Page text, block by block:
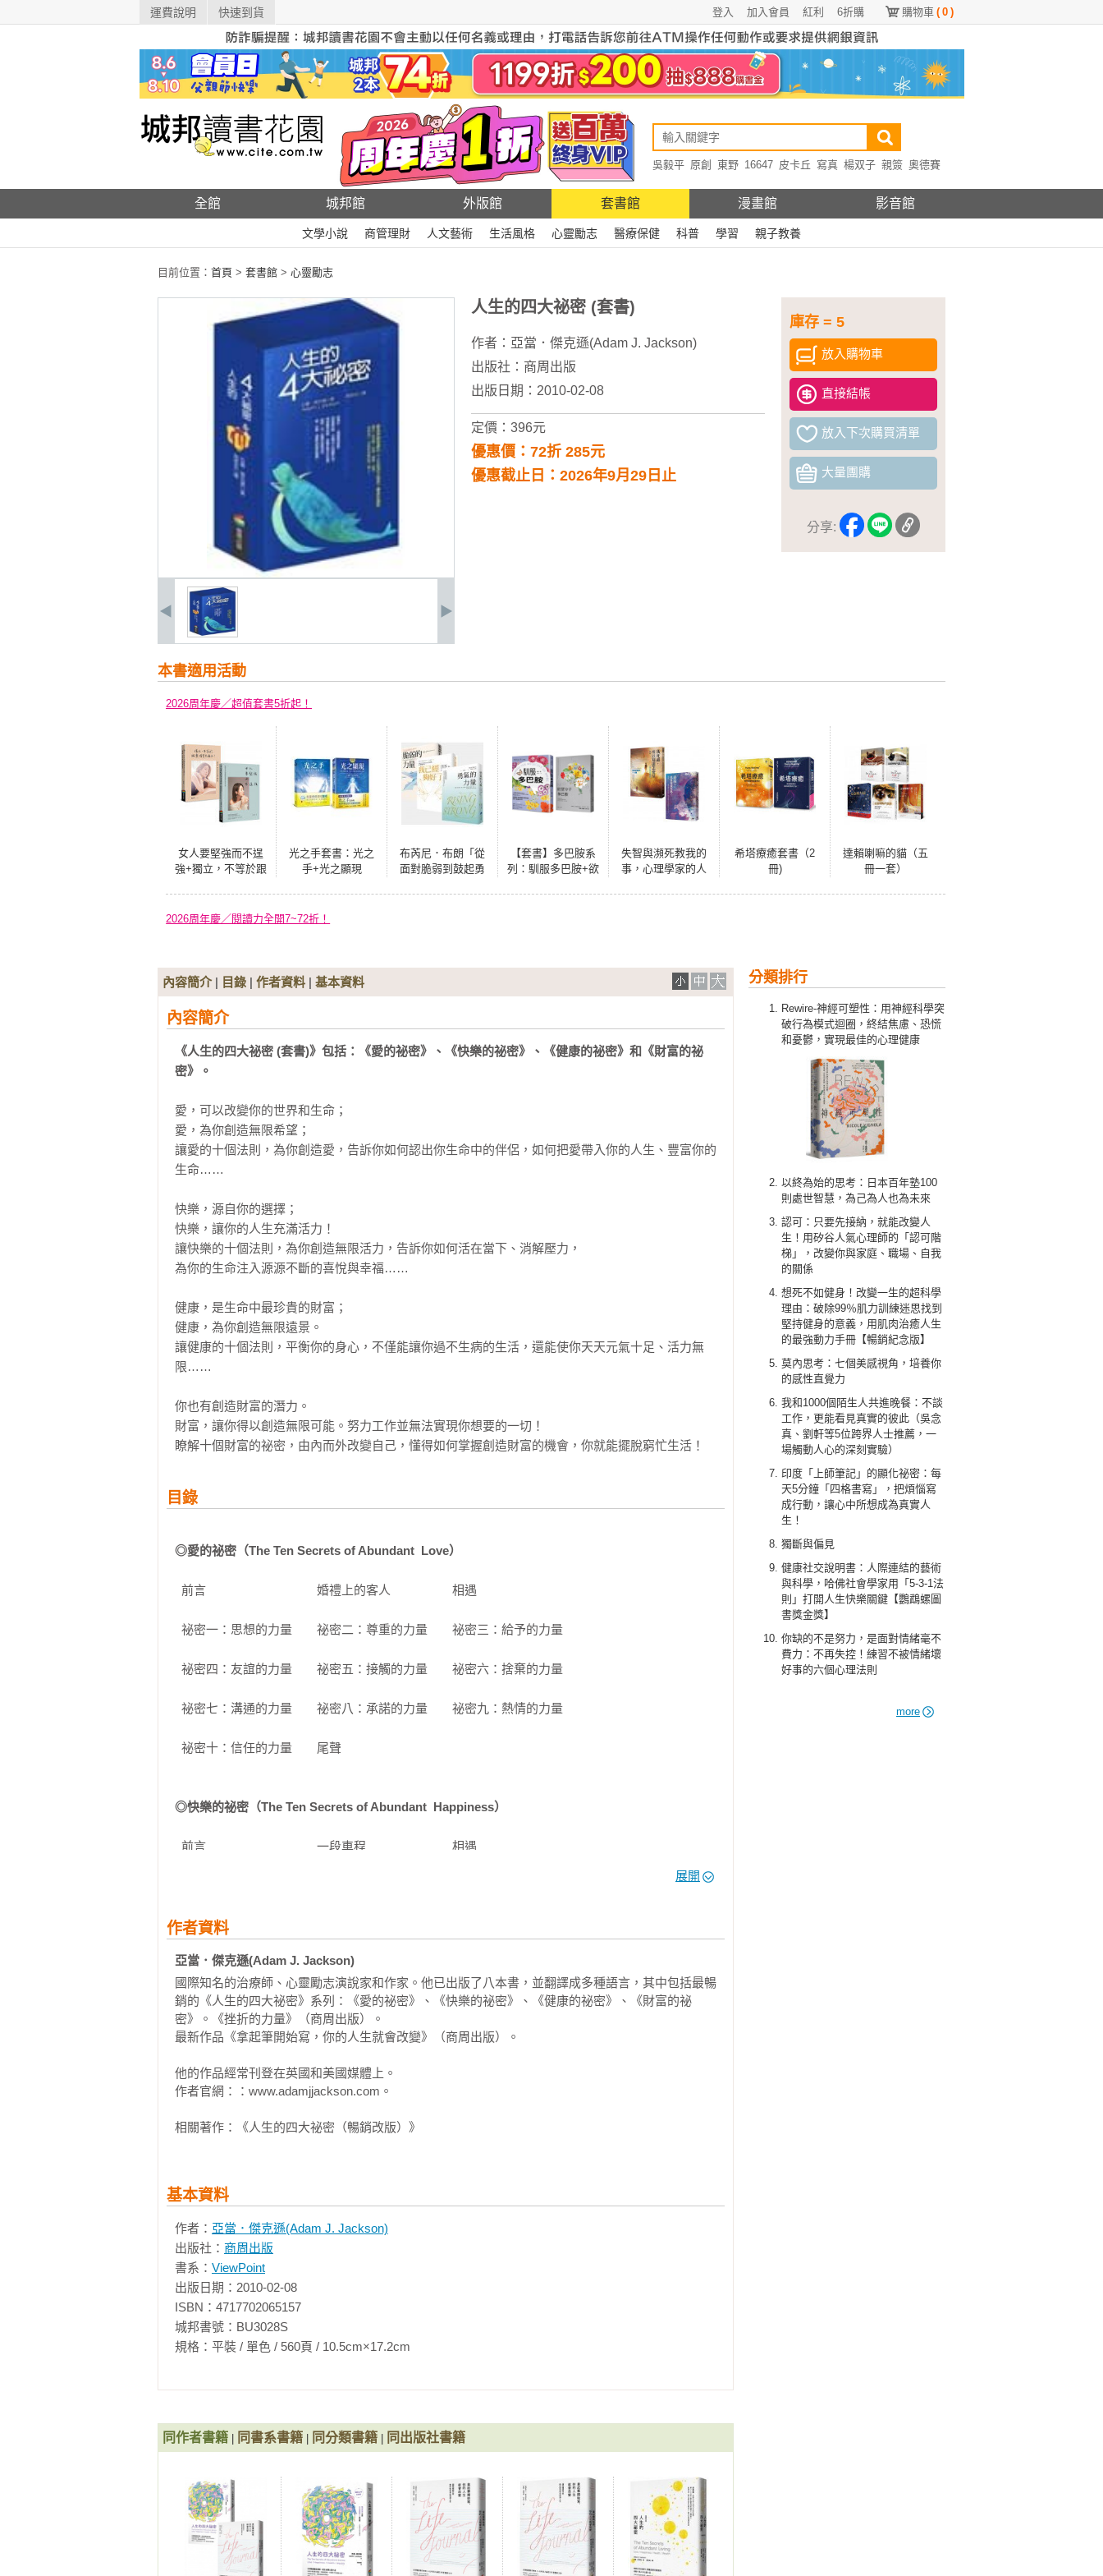
運費說明 快速到貨 購物車 ( 0 )
6折購
紅利
加入會員
登入
吳毅平 原創 東野 16647 皮卡丘 寫真 楊双子 親簽 奧德賽
全館 城邦館 外版館 套書館 漫畫館 影音館
文學小說 商管理財 人文藝術 生活風格 心靈勵志 醫療保健 科普 學習 親子教養
目前位置： 首頁 > 套書館 > 心靈勵志
庫存 = 5
放入購物車
直接結帳
放入下次購買清單
大量團購
分享:
人生的四大祕密 (套書)
作者： 亞當．傑克遜(Adam J. Jackson)
出版社： 商周出版
出版日期：2010-02-08
定價：396元
優惠價：72折 285元
優惠截止日：2026年9月29日止
本書適用活動
2026周年慶／超值套書5折起！
女人要堅強而不逞
強+獨立，不等於跟
光之手套書：光之
手+光之顯現
布芮尼．布朗「從
面對脆弱到鼓起勇
【套書】多巴胺系
列：馴服多巴胺+欲
失智與瀕死教我的
事，心理學家的人
希塔療癒套書（2
冊)
達賴喇嘛的貓（五
冊一套）
2026周年慶／閱讀力全開7~72折！
分類排行
Rewire-神經可塑性：用神經科學突
破行為模式迴圈，終結焦慮、恐慌
和憂鬱，實現最佳的心理健康
以終為始的思考：日本百年塾100
則處世智慧，為己為人也為未來
認可：只要先接納，就能改變人
生！用矽谷人氣心理師的「認可階
梯」，改變你與家庭、職場、自我
的關係
想死不如健身！改變一生的超科學
理由：破除99％肌力訓練迷思找到
堅持健身的意義，用肌肉治癒人生
的最強動力手冊【暢銷紀念版】
莫內思考：七個美感視角，培養你
的感性直覺力
我和1000個陌生人共進晚餐：不談
工作，更能看見真實的彼此（吳念
真、劉軒等5位跨界人士推薦，一
場觸動人心的深刻實驗）
印度「上師筆記」的顯化祕密：每
天5分鐘「四格書寫」，把煩惱寫
成行動，讓心中所想成為真實人
生！
獨斷與偏見
健康社交說明書：人際連結的藝術
與科學，哈佛社會學家用「5-3-1法
則」打開人生快樂關鍵【鸚鵡螺圖
書獎金獎】
你缺的不是努力，是面對情緒毫不
費力：不再失控！練習不被情緒壞
好事的六個心理法則
more
內容簡介| 目錄 | 作者資料 | 基本資料
內容簡介
《人生的四大祕密 (套書)》包括：《愛的祕密》、《快樂的祕密》、《健康的祕密》和《財富的祕
密》。
愛，可以改變你的世界和生命；
愛，為你創造無限希望；
讓愛的十個法則，為你創造愛，告訴你如何認出你生命中的伴侶，如何把愛帶入你的人生、豐富你的
生命……
快樂，源自你的選擇；
快樂，讓你的人生充滿活力！
讓快樂的十個法則，為你創造無限活力，告訴你如何活在當下、消解壓力，
為你的生命注入源源不斷的喜悅與幸福……
健康，是生命中最珍貴的財富；
健康，為你創造無限遠景。
讓健康的十個法則，平衡你的身心，不僅能讓你過不生病的生活，還能使你天天元氣十足、活力無
限……
你也有創造財富的潛力。
財富，讓你得以創造無限可能。努力工作並無法實現你想要的一切！
瞭解十個財富的祕密，由內而外改變自己，懂得如何掌握創造財富的機會，你就能擺脫窮忙生活！
目錄
◎愛的祕密（The Ten Secrets of Abundant  Love）
  前言　　　　　　　　　婚禮上的客人　　　　　相遇
  祕密一：思想的力量　　祕密二：尊重的力量　　祕密三：給予的力量
  祕密四：友誼的力量　　祕密五：接觸的力量　　祕密六：捨棄的力量
  祕密七：溝通的力量　　祕密八：承諾的力量　　祕密九：熱情的力量
  祕密十：信任的力量　　尾聲
◎快樂的祕密（The Ten Secrets of Abundant  Happiness）
  前言　　　　　　　　　一段車程　　　　　　　相遇
  祕密四：身體的力量　　祕密五：目標的力量　　祕密六：幽默的力量
  祕密七：寬恕的力量　　祕密八：給予的力量　　祕密九：關係的力量
  祕密十：信心的力量　　尾聲
  前言　　　　　　　　　病人　　　　　　　　　相遇
  祕密七：姿勢的力量　　祕密八：環境的力量　　祕密九：信念的力量
  祕密十：真愛的力量　　尾聲
◎財富的祕密（The Ten Secrets of  Abundant Wealth）
  祕密四：計畫的力量　　祕密五：知識的力量　　祕密六：堅持的力量
  祕密七：預算的力量　　祕密八：誠實的力量　　祕密九：信心的力量
展開
作者資料
亞當．傑克遜(Adam J. Jackson)
國際知名的治療師、心靈勵志演說家和作家。他已出版了八本書，並翻譯成多種語言，其中包括最暢
銷的《人生的四大祕密》系列：《愛的祕密》、《快樂的祕密》、《健康的祕密》、《財富的祕
密》。《挫折的力量》（商周出版）。
最新作品《拿起筆開始寫，你的人生就會改變》（商周出版）。
他的作品經常刊登在英國和美國媒體上。
作者官網：：www.adamjjackson.com。
相關著作：《人生的四大祕密（暢銷改版）》
基本資料
作者： 亞當．傑克遜(Adam J. Jackson)
出版社： 商周出版
書系： ViewPoint
出版日期：2010-02-08
ISBN：4717702065157
城邦書號：BU3028S
規格：平裝 / 單色 / 560頁 / 10.5cm×17.2cm
同作者書籍 同書系書籍 同分類書籍 同出版社書籍